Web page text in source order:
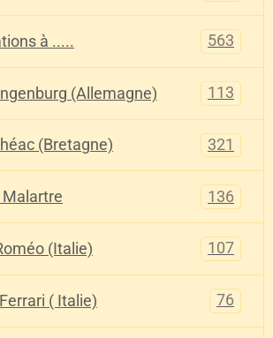
à ..... 563
(Allemagne) 113
(Bretagne) 321
Malartre 136
(Italie) 107
( Italie) 76